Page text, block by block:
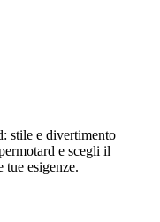
stile e divertimento
e scegli il
tue esigenze.